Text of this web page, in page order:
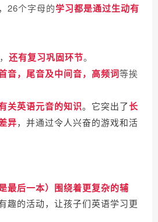
26个字母的学习都是通过生动有
还有复习巩固环节。
音，尾音及中间音，高频词等挨
关英语元音的知识。它突出了长
异，并通过令人兴奋的游戏和活
最后一本）围绕着更复杂的辅
趣的活动，让孩子们英语学习更